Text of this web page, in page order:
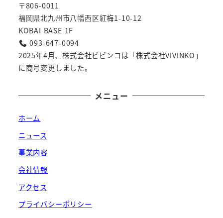
〒806-0011
福岡県北九州市八幡西区紅梅1-10-12
KOBAI BASE 1F
093-647-0094
2025年4月、株式会社ビビンコは「株式会社VIVINKO」
に商号変更しました。
メニュー
ホーム
ニュース
事業内容
会社情報
アクセス
プライバシーポリシー